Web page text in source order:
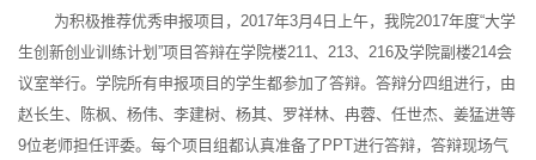
为积极推荐优秀申报项目，2017年3月4日上午，我院2017年度“大学
生创新创业训练计划”项目答辩在学院楼211、213、216及学院副楼214会
议室举行。学院所有申报项目的学生都参加了答辩。答辩分四组进行，由
赵长生、陈枫、杨伟、李建树、杨其、罗祥林、冉蓉、任世杰、姜猛进等
9位老师担任评委。每个项目组都认真准备了PPT进行答辩，答辩现场气